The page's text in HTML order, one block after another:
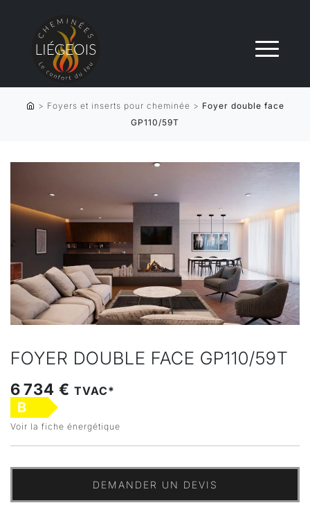
> Foyers et inserts pour cheminée > Foyer double face
GP110/59T
FOYER DOUBLE FACE GP110/59T
6 734 € TVAC*
B
Voir la fiche énergétique
DEMANDER UN DEVIS